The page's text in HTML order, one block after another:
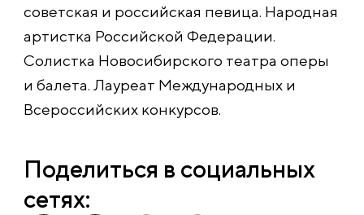
советская и российская певица. Народная
артистка Российской Федерации.
Солистка Новосибирского театра оперы
и балета. Лауреат Международных и
Всероссийских конкурсов.
Поделиться в социальных
сетях: